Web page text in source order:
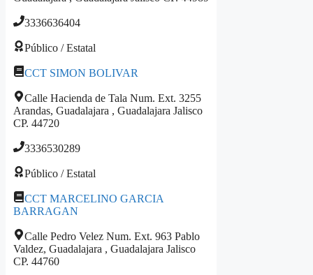
3336636404
Público / Estatal
CCT SIMON BOLIVAR
Calle Hacienda de Tala Num. Ext. 3255
Arandas, Guadalajara , Guadalajara Jalisco
CP. 44720
3336530289
Público / Estatal
CCT MARCELINO GARCIA
BARRAGAN
Calle Pedro Velez Num. Ext. 963 Pablo
Valdez, Guadalajara , Guadalajara Jalisco
CP. 44760